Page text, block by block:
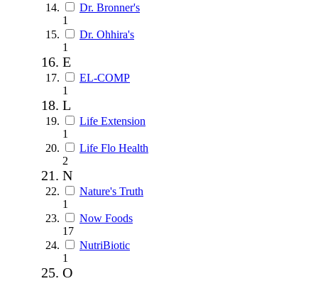
Dr. Bronner's
1
Dr. Ohhira's
1
E
EL-COMP
1
L
Life Extension
1
Life Flo Health
2
N
Nature's Truth
1
Now Foods
17
NutriBiotic
1
O